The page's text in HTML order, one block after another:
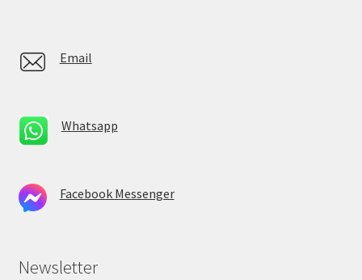
Email
Whatsapp
Facebook Messenger
Newsletter